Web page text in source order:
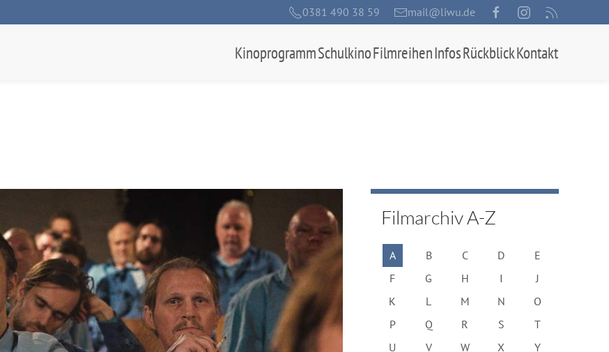
0381 490 38 59 mail@liwu.de
KinoprogrammSchulkinoFilmreihenInfosRückblickKontakt
Filmarchiv A-Z
A B C D
E
F
G H I
J
K
L M N
O
P
Q R S
T
U
V W X Y